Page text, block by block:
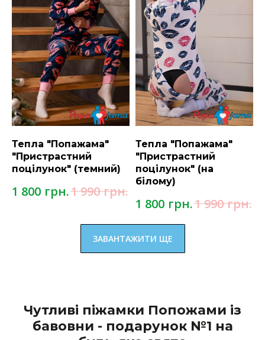
Тепла "Попажама"
"Пристрастний
поцілунок" (темний)
1 800 грн.1 990 грн.
Тепла "Попажама"
"Пристрастний
поцілунок" (на
білому)
1 800 грн.1 990 грн.
ЗАВАНТАЖИТИ ЩЕ
Чутливі піжамки Попожами із
бавовни - подарунок №1 на